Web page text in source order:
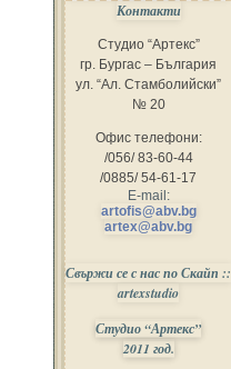
Контакти
Студио “Артекс”
гр. Бургас – България
ул. “Ал. Стамболийски”
№ 20
Офис телефони:
/056/ 83-60-44
/0885/ 54-61-17
E-mail:
artofis@abv.bg
artex@abv.bg
Свържи се с нас по Скайп ::
artexstudio
Студио “Артекс”
2011 год.